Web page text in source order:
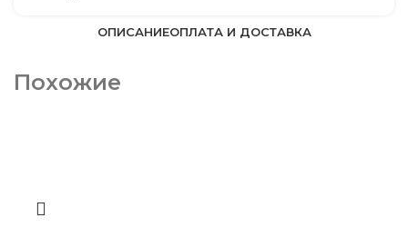
ОПИСАНИЕОПЛАТА И ДОСТАВКА
Похожие